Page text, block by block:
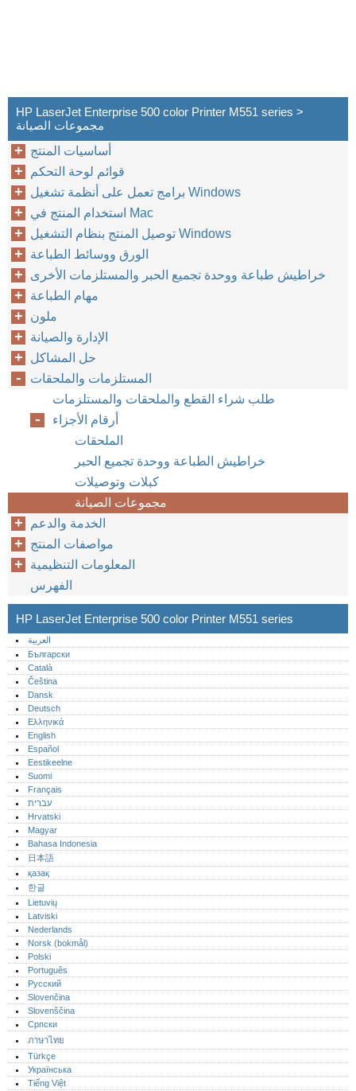
HP LaserJet Enterprise 500 color Printer M551 series >
مجموعات الصيانة
أساسيات المنتج
قوائم لوحة التحكم
برامج تعمل على أنظمة تشغيل Windows
استخدام المنتج في Mac
توصيل المنتج بنظام التشغيل Windows
الورق ووسائط الطباعة
خراطيش طباعة ووحدة تجميع الحبر والمستلزمات الأخرى
مهام الطباعة
ملون
الإدارة والصيانة
حل المشاكل
المستلزمات والملحقات
طلب شراء القطع والملحقات والمستلزمات
أرقام الأجزاء
الملحقات
خراطيش الطباعة ووحدة تجميع الحبر
كبلات وتوصيلات
مجموعات الصيانة
الخدمة والدعم
مواصفات المنتج
المعلومات التنظيمية
الفهرس
HP LaserJet Enterprise 500 color Printer M551 series
العربية
Български
Català
Čeština
Dansk
Deutsch
Ελληνικά
English
Español
Eestikeelne
Suomi
Français
עברית
Hrvatski
Magyar
Bahasa Indonesia
日本語
қазақ
한글
Lietuvių
Latviski
Nederlands
Norsk (bokmål)‎
Polski
Português‎
Русский
Slovenčina
Slovenščina
Српски
ภาษาไทย
Türkçe
Українська
Tiếng Việt